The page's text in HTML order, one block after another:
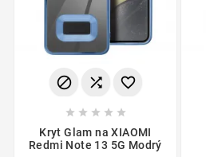
  
    
Kryt Glam na XIAOMI
Redmi Note 13 5G Modrý